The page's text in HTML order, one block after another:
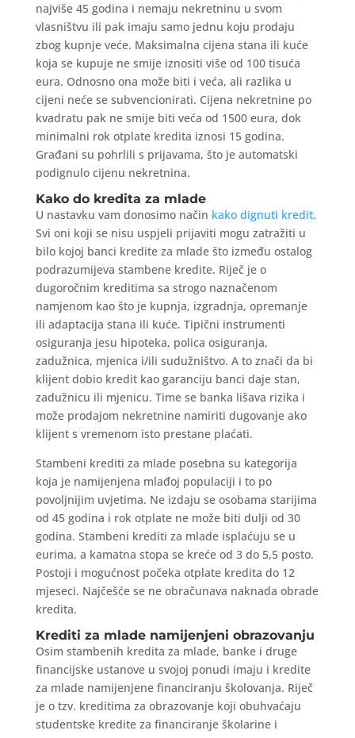
najviše 45 godina i nemaju nekretninu u svom
vlasništvu ili pak imaju samo jednu koju prodaju
zbog kupnje veće. Maksimalna cijena stana ili kuće
koja se kupuje ne smije iznositi više od 100 tisuća
eura. Odnosno ona može biti i veća, ali razlika u
cijeni neće se subvencionirati. Cijena nekretnine po
kvadratu pak ne smije biti veća od 1500 eura, dok
minimalni rok otplate kredita iznosi 15 godina.
Građani su pohrlili s prijavama, što je automatski
podignulo cijenu nekretnina.
Kako do kredita za mlade
U nastavku vam donosimo način kako dignuti kredit.
Svi oni koji se nisu uspjeli prijaviti mogu zatražiti u
bilo kojoj banci kredite za mlade što između ostalog
podrazumijeva stambene kredite. Riječ je o
dugoročnim kreditima sa strogo naznačenom
namjenom kao što je kupnja, izgradnja, opremanje
ili adaptacija stana ili kuće. Tipični instrumenti
osiguranja jesu hipoteka, polica osiguranja,
zadužnica, mjenica i/ili sudužništvo. A to znači da bi
klijent dobio kredit kao garanciju banci daje stan,
zadužnicu ili mjenicu. Time se banka lišava rizika i
može prodajom nekretnine namiriti dugovanje ako
klijent s vremenom isto prestane plaćati.
Stambeni krediti za mlade posebna su kategorija
koja je namijenjena mlađoj populaciji i to po
povoljnijim uvjetima. Ne izdaju se osobama starijima
od 45 godina i rok otplate ne može biti dulji od 30
godina. Stambeni krediti za mlade isplaćuju se u
eurima, a kamatna stopa se kreće od 3 do 5,5 posto.
Postoji i mogućnost počeka otplate kredita do 12
mjeseci. Najčešće se ne obračunava naknada obrade
kredita.
Krediti za mlade namijenjeni obrazovanju
Osim stambenih kredita za mlade, banke i druge
financijske ustanove u svojoj ponudi imaju i kredite
za mlade namijenjene financiranju školovanja. Riječ
je o tzv. kreditima za obrazovanje koji obuhvaćaju
studentske kredite za financiranje školarine i